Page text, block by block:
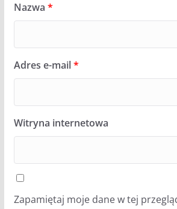
Nazwa *
Adres e-mail*
Witryna internetowa
Zapamiętaj moje dane w tej